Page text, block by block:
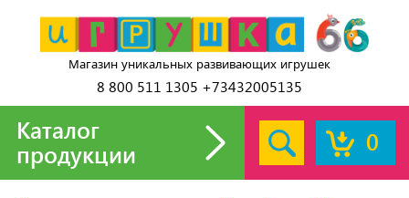
Магазин уникальных развивающих игрушек
8 800 511 1305 +73432005135
0
Каталог
продукции